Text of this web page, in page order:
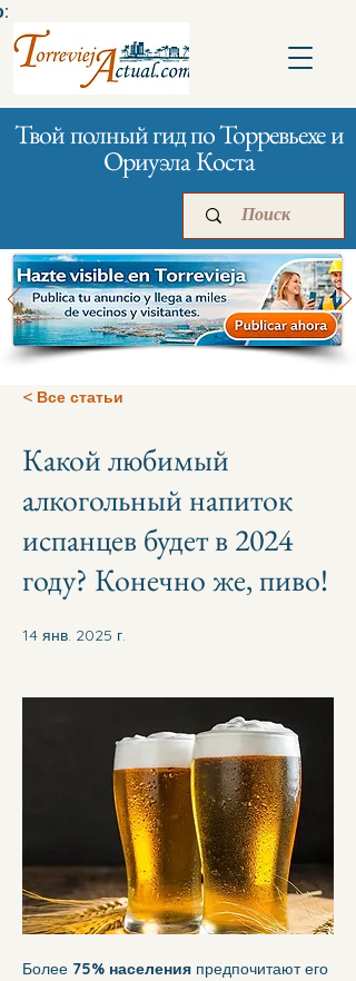
Твой полный гид по Торревьехе и
Ориуэла Коста
Главная Реклама
< Все статьи
Какой любимый
алкогольный напиток
испанцев будет в 2024
году? Конечно же, пиво!
14 янв. 2025 г.
Более 75% населения предпочитают его